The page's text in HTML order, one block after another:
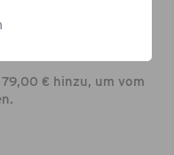
€ hinzu, um vom